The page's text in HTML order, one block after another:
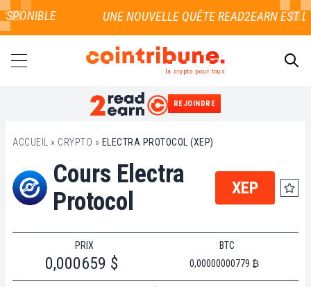
la crypto pour tous
REJOINDRE
ACCUEIL » CRYPTO » ELECTRA PROTOCOL (XEP)
Cours Electra
Protocol
XEP
PRIX
0,000659 $
BTC
0,00000000779 ₿